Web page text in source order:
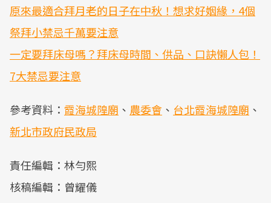
原來最適合拜月老的日子在中秋！想求好姻緣，4個
祭拜小禁忌千萬要注意
一定要拜床母嗎？拜床母時間、供品、口訣懶人包！
7大禁忌要注意
參考資料： 霞海城隍廟 、 農委會 、 台北霞海城隍廟 、
新北市政府民政局
責任編輯：林勻熙
核稿編輯：曾耀儀